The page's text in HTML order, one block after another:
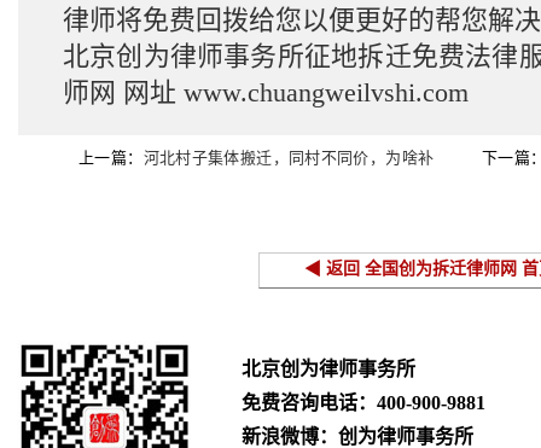
律师将免费回拨给您以便更好的帮您解
北京创为律师事务所征地拆迁免费法律
师网 网址 www.chuangweilvshi.com
上一篇： 河北村子集体搬迁，同村不同价，为啥补 下一篇
◀ 返回 全国创为拆迁律师网
北京创为律师事务所
免费咨询电话： 400-900-9881
新浪微博：创为律师事务所